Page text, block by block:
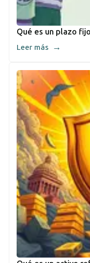
Qué es un plazo
Leer más →